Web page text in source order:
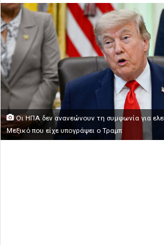
Οι ΗΠΑ δεν ανανεώνουν τη συμφωνία για
Μεξικό που είχε υπογράψει ο Τραμπ